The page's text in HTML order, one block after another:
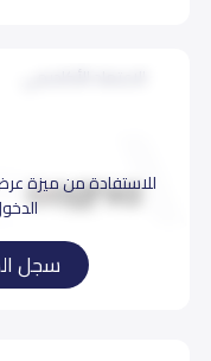
تطوير
جعل جميع
تزويد الطلاب
القمة.
جدة بحى البوادى
للاستفادة من ميزة
سجل